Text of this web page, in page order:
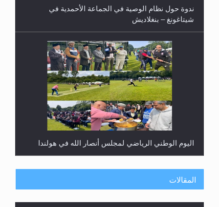
ندوة حول نظام الوصية في الجماعة الأحمدية في
شيتاغونغ – بنغلاديش
اليوم الوطني الرياضي لمجلس أنصار الله في هولندا
المقالات